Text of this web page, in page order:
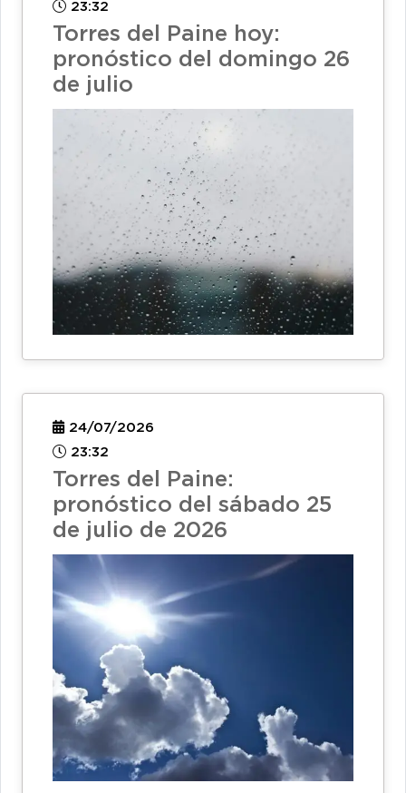
23:32
Torres del Paine hoy:
pronóstico del domingo 26
de julio
24/07/2026
23:32
Torres del Paine:
pronóstico del sábado 25
de julio de 2026